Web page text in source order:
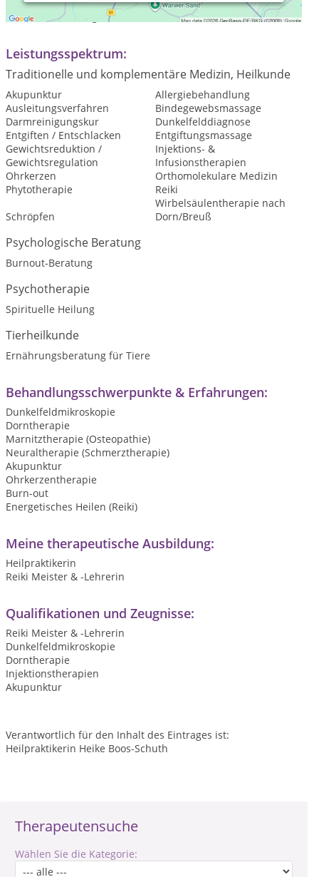
Therapeutensuche
Wählen Sie die Kategorie:
nach Vereinbarung
Leistungsspektrum:
Traditionelle und komplementäre Medizin, Heilkunde
Akupunktur
Allergiebehandlung
Ausleitungsverfahren
Bindegewebsmassage
Darmreinigungskur
Dunkelfelddiagnose
Entgiften / Entschlacken
Entgiftungsmassage
Gewichtsreduktion /
Gewichtsregulation
Injektions- &
Infusionstherapien
Ohrkerzen
Orthomolekulare Medizin
Phytotherapie
Reiki
Schröpfen
Wirbelsäulentherapie nach
Dorn/Breuß
Psychologische Beratung
Burnout-Beratung
Psychotherapie
Spirituelle Heilung
Tierheilkunde
Ernährungsberatung für Tiere
Behandlungsschwerpunkte & Erfahrungen:
Dunkelfeldmikroskopie
Dorntherapie
Marnitztherapie (Osteopathie)
Neuraltherapie (Schmerztherapie)
Akupunktur
Ohrkerzentherapie
Burn-out
Energetisches Heilen (Reiki)
Meine therapeutische Ausbildung:
Heilpraktikerin
Reiki Meister & -Lehrerin
Qualifikationen und Zeugnisse:
Reiki Meister & -Lehrerin
Dunkelfeldmikroskopie
Dorntherapie
Injektionstherapien
Akupunktur
Verantwortlich für den Inhalt des Eintrages ist:
Heilpraktikerin Heike Boos-Schuth